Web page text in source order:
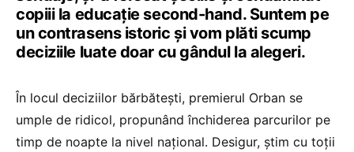
copiii la educație second-hand. Suntem pe
un contrasens istoric și vom plăti scump
deciziile luate doar cu gândul la alegeri.
În locul deciziilor bărbătești, premierul Orban se
umple de ridicol, propunând închiderea parcurilor pe
timp de noapte la nivel național. Desigur, știm cu toții